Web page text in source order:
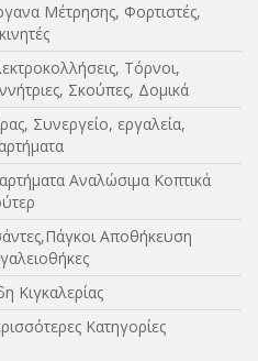
Μέτρησης, Φορτιστές,
Τόρνοι,
Σκούπες, Δομικά
Συνεργείο, εργαλεία,
Αναλώσιμα Κοπτικά
Αποθήκευση
Κιγκαλερίας
Κατηγορίες